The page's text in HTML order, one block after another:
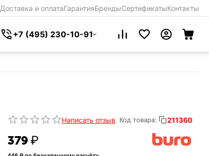
Доставка и оплатаГарантияБрендыСертификатыКонтакты
+7 (495) 230-10-91
Написать отзыв Код товара: 211360
‍379‍₽